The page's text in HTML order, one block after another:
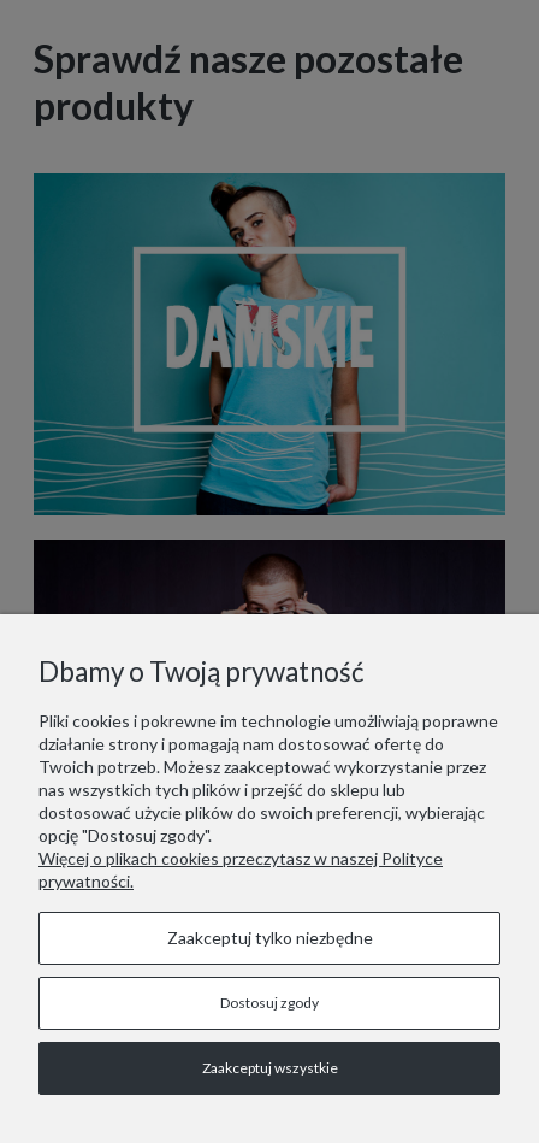
Sprawdź nasze pozostałe
produkty
STOPKA
COPYRIGHT © 2021 RED LIZARD.
Dbamy o Twoją prywatność
Pliki cookies i pokrewne im technologie umożliwiają poprawne
działanie strony i pomagają nam dostosować ofertę do
Twoich potrzeb. Możesz zaakceptować wykorzystanie przez
nas wszystkich tych plików i przejść do sklepu lub
dostosować użycie plików do swoich preferencji, wybierając
opcję "Dostosuj zgody".
Więcej o plikach cookies przeczytasz w naszej Polityce
prywatności.
Zaakceptuj tylko niezbędne
Dostosuj zgody
Zaakceptuj wszystkie